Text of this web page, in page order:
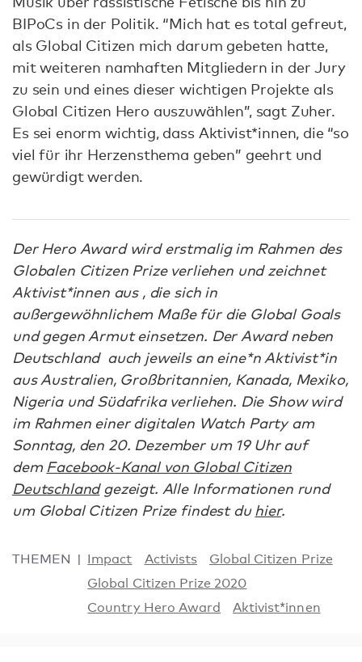
BIPoCs in der Politik. “Mich hat es total gefreut,
als Global Citizen mich darum gebeten hatte,
mit weiteren namhaften Mitgliedern in der Jury
zu sein und eines dieser wichtigen Projekte als
Global Citizen Hero auszuwählen”, sagt Zuher.
Es sei enorm wichtig, dass Aktivist*innen, die “so
viel für ihr Herzensthema geben” geehrt und
gewürdigt werden.
Der Hero Award wird erstmalig im Rahmen des
Globalen Citizen Prize verliehen und zeichnet
Aktivist*innen aus , die sich in
außergewöhnlichem Maße für die Global Goals
und gegen Armut einsetzen. Der Award neben
Deutschland auch jeweils an eine*n Aktivist*in
aus Australien, Großbritannien, Kanada, Mexiko,
Nigeria und Südafrika verliehen. Die Show wird
im Rahmen einer digitalen Watch Party am
Sonntag, den 20. Dezember um 19 Uhr auf
dem Facebook-Kanal von Global Citizen
Deutschlandgezeigt. Alle Informationen rund
um Global Citizen Prize findest du hier.
THEMEN Impact Activists
Global Citizen Prize
Global Citizen Prize 2020
Country Hero Award
Aktivist*innen